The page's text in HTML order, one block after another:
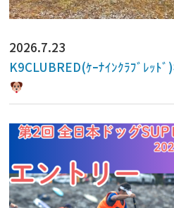
2026.7.23
K9CLUBRED(ｹｰﾅｲﾝｸﾗﾌﾞﾚｯ